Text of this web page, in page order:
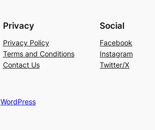
Privacy
Privacy Policy
Terms and Conditions
Contact Us
Social
Facebook
Instagram
Twitter/X
WordPress